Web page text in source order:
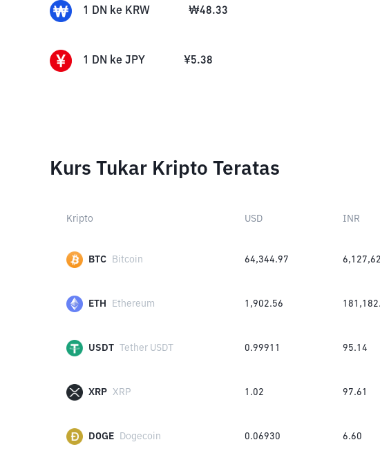
1 DN ke KRW ₩48.33
1 DN ke JPY ¥5.38
Kurs Tukar Kripto Teratas
Kripto USD INR
BTC Bitcoin 64,344.97
ETH Ethereum 1,902.56
USDT Tether USDT 0.99911 95.14
XRP XRP 1.02 97.61
DOGE Dogecoin 0.06930 6.60